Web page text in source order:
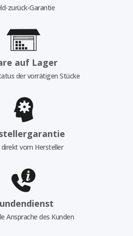
zurück-Garantie
auf Lager
der vorrätigen Stücke
vom Hersteller
Ansprache des Kunden